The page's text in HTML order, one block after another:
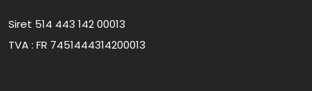
Siret 514 443 142 00013
TVA : FR 7451444314200013